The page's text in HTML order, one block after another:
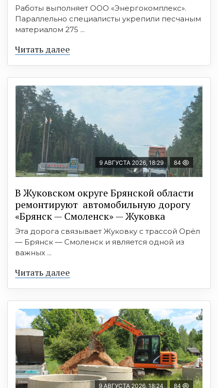
Работы выполняет ООО «Энергокомплекс».
Параллельно специалисты укрепили песчаным
материалом 275 ...
Читать далее
9 АВГУСТА 2026, 18:29 84
В Жуковском округе Брянской области
ремонтируют автомобильную дорогу
«Брянск — Смоленск» — Жуковка
Эта дорога связывает Жуковку с трассой Орёл
— Брянск — Смоленск и является одной из
важных ...
Читать далее
9 АВГУСТА 2026, 18:24 84